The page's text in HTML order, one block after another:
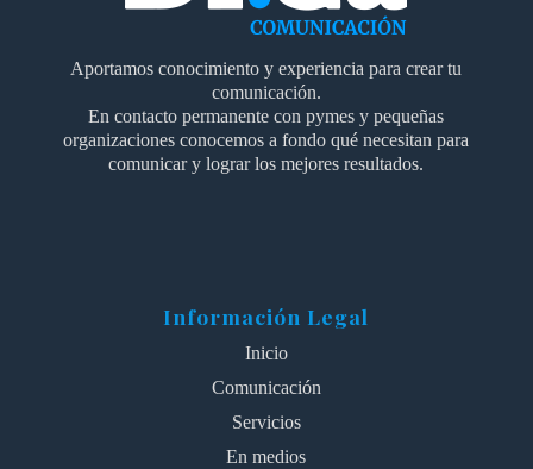
Aportamos conocimiento y experiencia para crear tu
comunicación.
En contacto permanente con pymes y pequeñas
organizaciones conocemos a fondo qué necesitan para
comunicar y lograr los mejores resultados.
Información Legal
Inicio
Comunicación
Servicios
En medios